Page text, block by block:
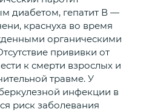
диабетом, гепатит В —
краснуха во время
органическими
прививки от
к смерти взрослых и
травме. У
инфекции в
риск заболевания